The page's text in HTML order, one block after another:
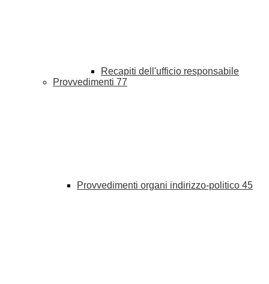
Recapiti dell'ufficio responsabile
Provvedimenti 77
Provvedimenti organi indirizzo-politico 45